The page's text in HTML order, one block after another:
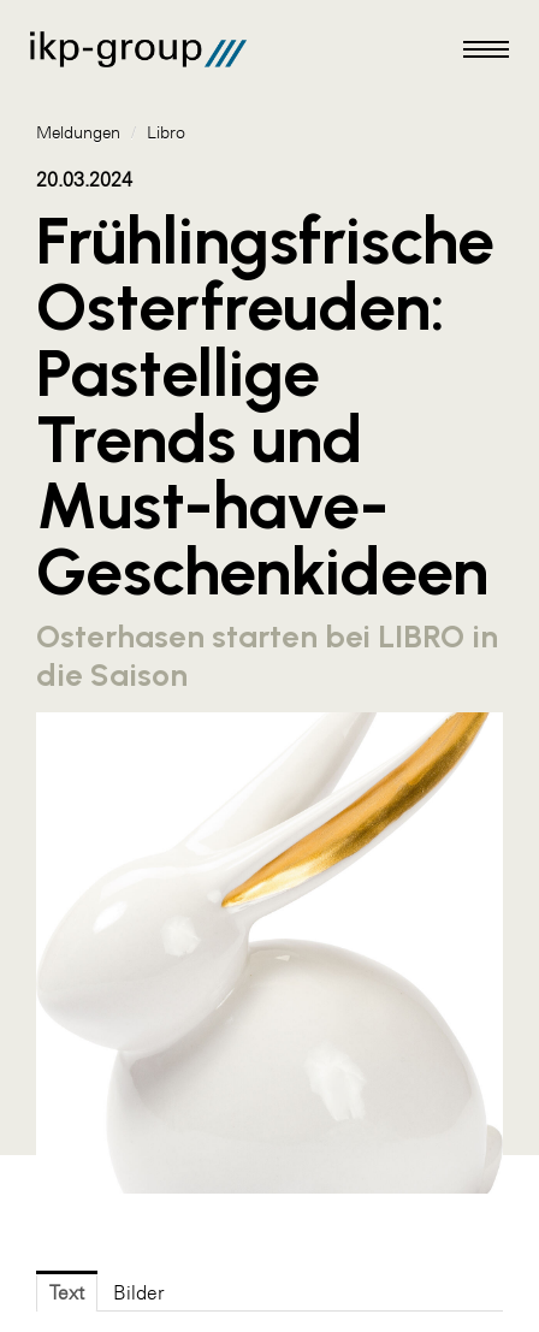
Meldungen
AKTUELLES
ACO
ALEX Krems
Amazon Web Services
Artweger
AustroCel Hallein
Blaguss
Cineplexx
Designer Outlets Parndorf und Salzburg
FG UBIT Salzburg
foodaffairs
GBV - Verband gemeinnütziger
Meldungen / Libro
20.03.2024
Frühlingsfrische
Osterfreuden:
Pastellige
Trends und
Must-have-
Geschenkideen
Osterhasen starten bei LIBRO in
die Saison
Text Bilder